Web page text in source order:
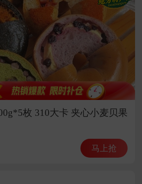
枚 310大卡 夹心小麦贝果
马上抢